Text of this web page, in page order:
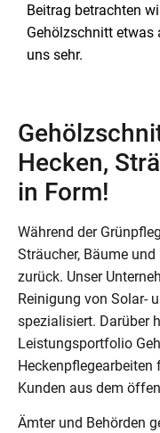
Beitrag betrachten
Gehölzschnitt etwas
uns sehr.
Hecken,
in Form!
Während der
Sträucher, Bäume
zurück. Unser
Reinigung von Solar-
spezialisiert. Darüber
Leistungsportfolio
Kunden aus dem
Ämter und Behörden